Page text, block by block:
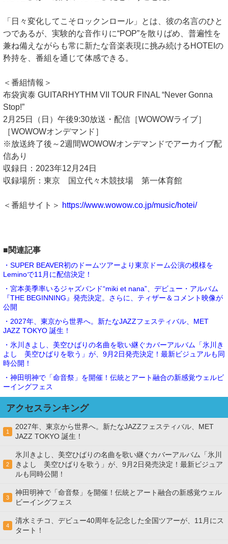
「日々変化してこそロックンロール」とは、彼の名言のひと
つであるが、実験的な音作りに“POP”を散りばめ、普遍性を
兼ね備えながらも常に新たな音楽表現に挑み続けるHOTEIの
矜持を、番組を通じて体感できる。
＜番組情報＞
布袋寅泰 GUITARHYTHM VII TOUR FINAL “Never Gonna
Stop!”
2月25日（日）午後9:30放送・配信［WOWOWライブ］
［WOWOWオンデマンド］
※放送終了後～2週間WOWOWオンデマンドでアーカイブ配
信あり
収録日：2023年12月24日
収録場所：東京 国立代々木競技場 第一体育館
＜番組サイト＞ https://www.wowow.co.jp/music/hotei/
■関連記事
・SUPER BEAVER初のドームツアーより東京ドーム公演の模様を
Leminoで11月に配信決定！
・宮本美季率いるジャズバンド“miki et nana”、デビュー・アルバム
『THE BEGINNING』発売決定。さらに、ティザー＆コメント映像が
公開
・2027年、東京から世界へ。新たなJAZZフェスティバル、MET
JAZZ TOKYO 誕生！
・氷川きよし、美空ひばりの名曲を歌い継ぐカバーアルバム「氷川き
よし 美空ひばりを歌う」が、9月2日発売決定！最新ビジュアルも同
時公開！
・神田明神で「命音祭」を開催！伝統とアート融合の新感覚ウェルビ
ーイングフェス
アクセスランキング
1
2027年、東京から世界へ。新たなJAZZフェスティバル、MET
JAZZ TOKYO 誕生！
2
氷川きよし、美空ひばりの名曲を歌い継ぐカバーアルバム「氷川
きよし 美空ひばりを歌う」が、9月2日発売決定！最新ビジュア
ルも同時公開！
3
神田明神で「命音祭」を開催！伝統とアート融合の新感覚ウェル
ビーイングフェス
4
清水ミチコ、デビュー40周年を記念した全国ツアーが、11月にス
タート！